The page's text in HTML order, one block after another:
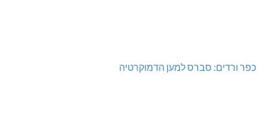
כפר ורדים: סברס למען הדמוקרטיה